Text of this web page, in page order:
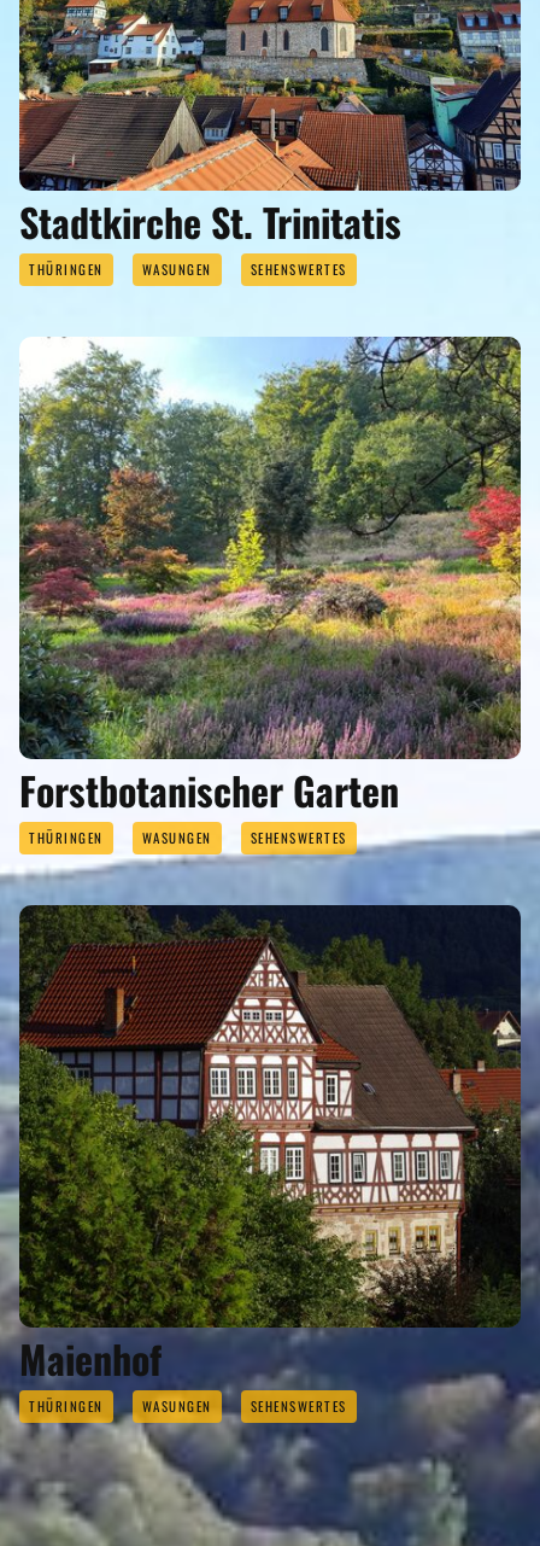
Stadtkirche St. Trinitatis
THÜRINGEN WASUNGEN SEHENSWERTES
Forstbotanischer Garten
THÜRINGEN WASUNGEN SEHENSWERTES
Maienhof
THÜRINGEN WASUNGEN SEHENSWERTES